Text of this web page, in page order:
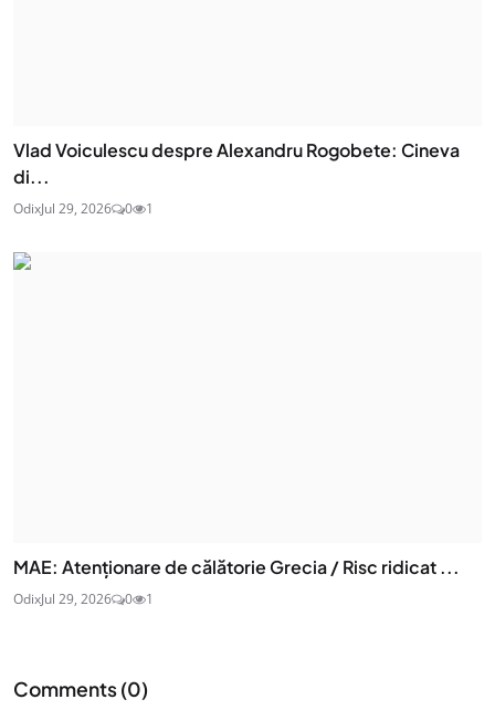
Vlad Voiculescu despre Alexandru Rogobete: Cineva
di...
OdixJul 29, 2026 0 1
MAE: Atenţionare de călătorie Grecia / Risc ridicat ...
OdixJul 29, 2026 0 1
Comments (0)